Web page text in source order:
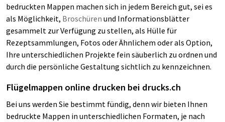
bedruckten Mappen machen sich in jedem Bereich gut, sei es
als Möglichkeit, Broschüren und Informationsblätter
gesammelt zur Verfügung zu stellen, als Hülle für
Rezeptsammlungen, Fotos oder Ähnlichem oder als Option,
Ihre unterschiedlichen Projekte fein säuberlich zu ordnen und
durch die persönliche Gestaltung sichtlich zu kennzeichnen.
Flügelmappen online drucken bei drucks.ch
Bei uns werden Sie bestimmt fündig, denn wir bieten Ihnen
bedruckte Mappen in unterschiedlichen Formaten, je nach